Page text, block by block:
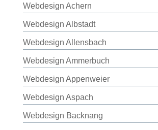
Webdesign Achern
Webdesign Albstadt
Webdesign Allensbach
Webdesign Ammerbuch
Webdesign Appenweier
Webdesign Aspach
Webdesign Backnang